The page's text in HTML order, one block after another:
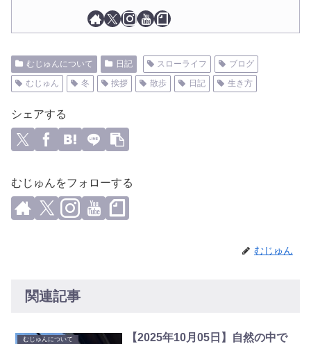
むじゅんについて 日記 スローライフ
ブログ
むじゅん
冬 挨拶 散歩 日記 生き方
シェアする
むじゅんをフォローする
むじゅん
関連記事
むじゅんについて
【2025年10月05日】自然の中で